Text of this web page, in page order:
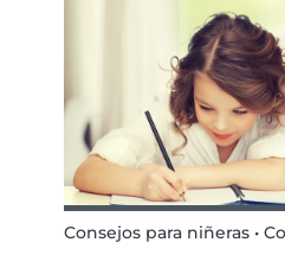
Consejos para niñeras •